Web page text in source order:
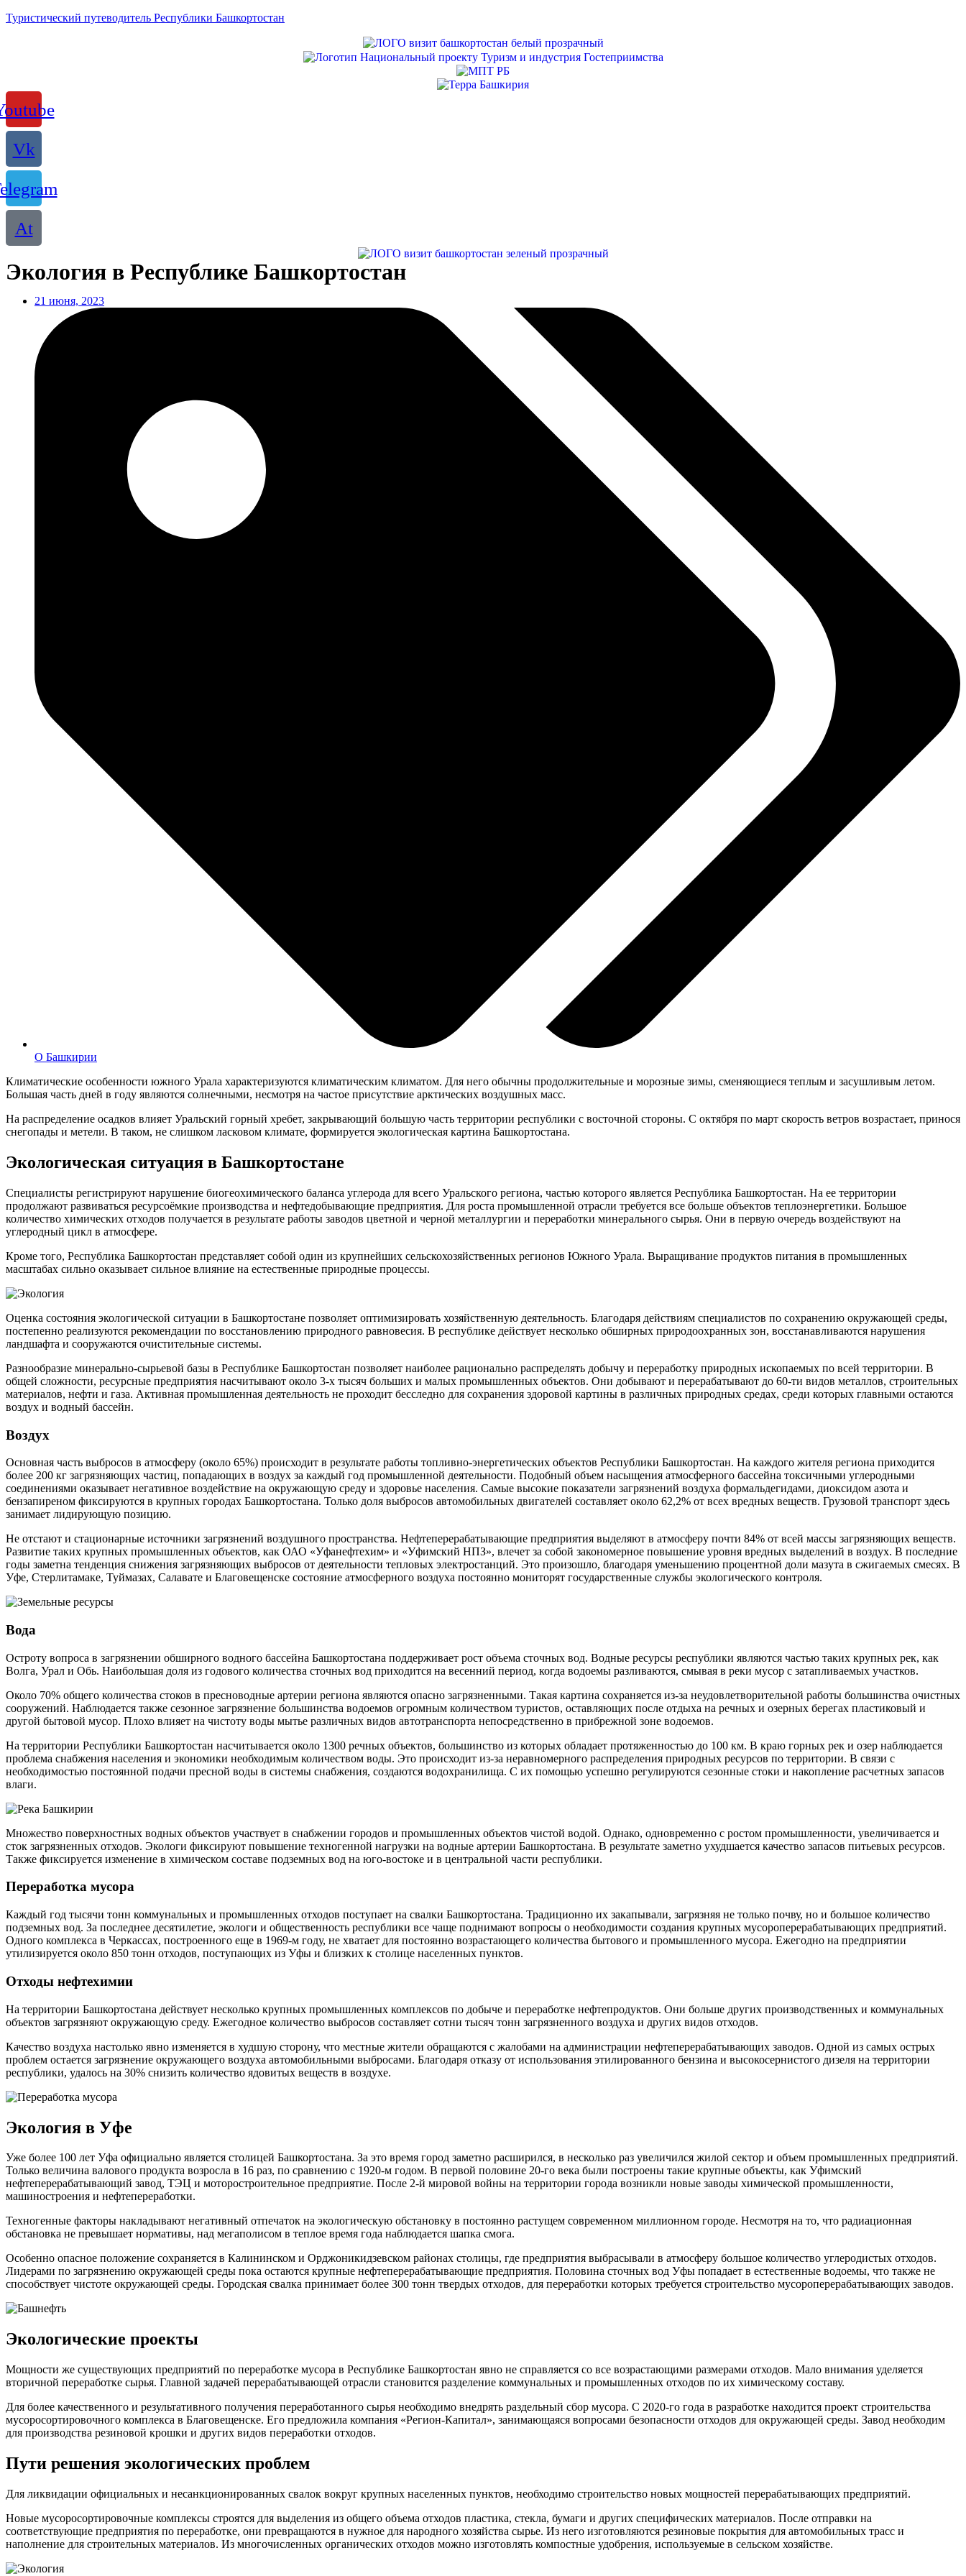
Туристический путеводитель Республики Башкортостан
Vk
At
Экология в Республике Башкортостан
21 июня, 2023
О Башкирии
Климатические особенности южного Урала характеризуются климатическим климатом. Для него обычны продолжительные и морозные зимы, сменяющиеся теплым и засушливым летом.
Большая часть дней в году являются солнечными, несмотря на частое присутствие арктических воздушных масс.
На распределение осадков влияет Уральский горный хребет, закрывающий большую часть территории республики с восточной стороны. С октября по март скорость ветров возрастает, принося
снегопады и метели. В таком, не слишком ласковом климате, формируется экологическая картина Башкортостана.
Экологическая ситуация в Башкортостане
Специалисты регистрируют нарушение биогеохимического баланса углерода для всего Уральского региона, частью которого является Республика Башкортостан. На ее территории
продолжают развиваться ресурсоёмкие производства и нефтедобывающие предприятия. Для роста промышленной отрасли требуется все больше объектов теплоэнергетики. Большое
количество химических отходов получается в результате работы заводов цветной и черной металлургии и переработки минерального сырья. Они в первую очередь воздействуют на
углеродный цикл в атмосфере.
Кроме того, Республика Башкортостан представляет собой один из крупнейших сельскохозяйственных регионов Южного Урала. Выращивание продуктов питания в промышленных
масштабах сильно оказывает сильное влияние на естественные природные процессы.
Оценка состояния экологической ситуации в Башкортостане позволяет оптимизировать хозяйственную деятельность. Благодаря действиям специалистов по сохранению окружающей среды,
постепенно реализуются рекомендации по восстановлению природного равновесия. В республике действует несколько обширных природоохранных зон, восстанавливаются нарушения
ландшафта и сооружаются очистительные системы.
Разнообразие минерально-сырьевой базы в Республике Башкортостан позволяет наиболее рационально распределять добычу и переработку природных ископаемых по всей территории. В
общей сложности, ресурсные предприятия насчитывают около 3-х тысяч больших и малых промышленных объектов. Они добывают и перерабатывают до 60-ти видов металлов, строительных
материалов, нефти и газа. Активная промышленная деятельность не проходит бесследно для сохранения здоровой картины в различных природных средах, среди которых главными остаются
воздух и водный бассейн.
Воздух
Основная часть выбросов в атмосферу (около 65%) происходит в результате работы топливно-энергетических объектов Республики Башкортостан. На каждого жителя региона приходится
более 200 кг загрязняющих частиц, попадающих в воздух за каждый год промышленной деятельности. Подобный объем насыщения атмосферного бассейна токсичными углеродными
соединениями оказывает негативное воздействие на окружающую среду и здоровье населения. Самые высокие показатели загрязнений воздуха формальдегидами, диоксидом азота и
бензапиреном фиксируются в крупных городах Башкортостана. Только доля выбросов автомобильных двигателей составляет около 62,2% от всех вредных веществ. Грузовой транспорт здесь
занимает лидирующую позицию.
Не отстают и стационарные источники загрязнений воздушного пространства. Нефтеперерабатывающие предприятия выделяют в атмосферу почти 84% от всей массы загрязняющих веществ.
Развитие таких крупных промышленных объектов, как ОАО «Уфанефтехим» и «Уфимский НПЗ», влечет за собой закономерное повышение уровня вредных выделений в воздух. В последние
годы заметна тенденция снижения загрязняющих выбросов от деятельности тепловых электростанций. Это произошло, благодаря уменьшению процентной доли мазута в сжигаемых смесях. В
Уфе, Стерлитамаке, Туймазах, Салавате и Благовещенске состояние атмосферного воздуха постоянно мониторят государственные службы экологического контроля.
Вода
Остроту вопроса в загрязнении обширного водного бассейна Башкортостана поддерживает рост объема сточных вод. Водные ресурсы республики являются частью таких крупных рек, как
Волга, Урал и Обь. Наибольшая доля из годового количества сточных вод приходится на весенний период, когда водоемы разливаются, смывая в реки мусор с затапливаемых участков.
Около 70% общего количества стоков в пресноводные артерии региона являются опасно загрязненными. Такая картина сохраняется из-за неудовлетворительной работы большинства очистных
сооружений. Наблюдается также сезонное загрязнение большинства водоемов огромным количеством туристов, оставляющих после отдыха на речных и озерных берегах пластиковый и
другой бытовой мусор. Плохо влияет на чистоту воды мытье различных видов автотранспорта непосредственно в прибрежной зоне водоемов.
На территории Республики Башкортостан насчитывается около 1300 речных объектов, большинство из которых обладает протяженностью до 100 км. В краю горных рек и озер наблюдается
проблема снабжения населения и экономики необходимым количеством воды. Это происходит из-за неравномерного распределения природных ресурсов по территории. В связи с
необходимостью постоянной подачи пресной воды в системы снабжения, создаются водохранилища. С их помощью успешно регулируются сезонные стоки и накопление расчетных запасов
влаги.
Множество поверхностных водных объектов участвует в снабжении городов и промышленных объектов чистой водой. Однако, одновременно с ростом промышленности, увеличивается и
сток загрязненных отходов. Экологи фиксируют повышение техногенной нагрузки на водные артерии Башкортостана. В результате заметно ухудшается качество запасов питьевых ресурсов.
Также фиксируется изменение в химическом составе подземных вод на юго-востоке и в центральной части республики.
Переработка мусора
Каждый год тысячи тонн коммунальных и промышленных отходов поступает на свалки Башкортостана. Традиционно их закапывали, загрязняя не только почву, но и большое количество
подземных вод. За последнее десятилетие, экологи и общественность республики все чаще поднимают вопросы о необходимости создания крупных мусороперерабатывающих предприятий.
Одного комплекса в Черкассах, построенного еще в 1969-м году, не хватает для постоянно возрастающего количества бытового и промышленного мусора. Ежегодно на предприятии
утилизируется около 850 тонн отходов, поступающих из Уфы и близких к столице населенных пунктов.
Отходы нефтехимии
На территории Башкортостана действует несколько крупных промышленных комплексов по добыче и переработке нефтепродуктов. Они больше других производственных и коммунальных
объектов загрязняют окружающую среду. Ежегодное количество выбросов составляет сотни тысяч тонн загрязненного воздуха и других видов отходов.
Качество воздуха настолько явно изменяется в худшую сторону, что местные жители обращаются с жалобами на администрации нефтеперерабатывающих заводов. Одной из самых острых
проблем остается загрязнение окружающего воздуха автомобильными выбросами. Благодаря отказу от использования этилированного бензина и высокосернистого дизеля на территории
республики, удалось на 30% снизить количество ядовитых веществ в воздухе.
Экология в Уфе
Уже более 100 лет Уфа официально является столицей Башкортостана. За это время город заметно расширился, в несколько раз увеличился жилой сектор и объем промышленных предприятий.
Только величина валового продукта возросла в 16 раз, по сравнению с 1920-м годом. В первой половине 20-го века были построены такие крупные объекты, как Уфимский
нефтеперерабатывающий завод, ТЭЦ и моторостроительное предприятие. После 2-й мировой войны на территории города возникли новые заводы химической промышленности,
машиностроения и нефтепереработки.
Техногенные факторы накладывают негативный отпечаток на экологическую обстановку в постоянно растущем современном миллионном городе. Несмотря на то, что радиационная
обстановка не превышает нормативы, над мегаполисом в теплое время года наблюдается шапка смога.
Особенно опасное положение сохраняется в Калининском и Орджоникидзевском районах столицы, где предприятия выбрасывали в атмосферу большое количество углеродистых отходов.
Лидерами по загрязнению окружающей среды пока остаются крупные нефтеперерабатывающие предприятия. Половина сточных вод Уфы попадает в естественные водоемы, что также не
способствует чистоте окружающей среды. Городская свалка принимает более 300 тонн твердых отходов, для переработки которых требуется строительство мусороперерабатывающих заводов.
Экологические проекты
Мощности же существующих предприятий по переработке мусора в Республике Башкортостан явно не справляется со все возрастающими размерами отходов. Мало внимания уделяется
вторичной переработке сырья. Главной задачей перерабатывающей отрасли становится разделение коммунальных и промышленных отходов по их химическому составу.
Для более качественного и результативного получения переработанного сырья необходимо внедрять раздельный сбор мусора. С 2020-го года в разработке находится проект строительства
мусоросортировочного комплекса в Благовещенске. Его предложила компания «Регион-Капитал», занимающаяся вопросами безопасности отходов для окружающей среды. Завод необходим
для производства резиновой крошки и других видов переработки отходов.
Пути решения экологических проблем
Для ликвидации официальных и несанкционированных свалок вокруг крупных населенных пунктов, необходимо строительство новых мощностей перерабатывающих предприятий.
Новые мусоросортировочные комплексы строятся для выделения из общего объема отходов пластика, стекла, бумаги и других специфических материалов. После отправки на
соответствующие предприятия по переработке, они превращаются в нужное для народного хозяйства сырье. Из него изготовляются резиновые покрытия для автомобильных трасс и
наполнение для строительных материалов. Из многочисленных органических отходов можно изготовлять компостные удобрения, используемые в сельском хозяйстве.